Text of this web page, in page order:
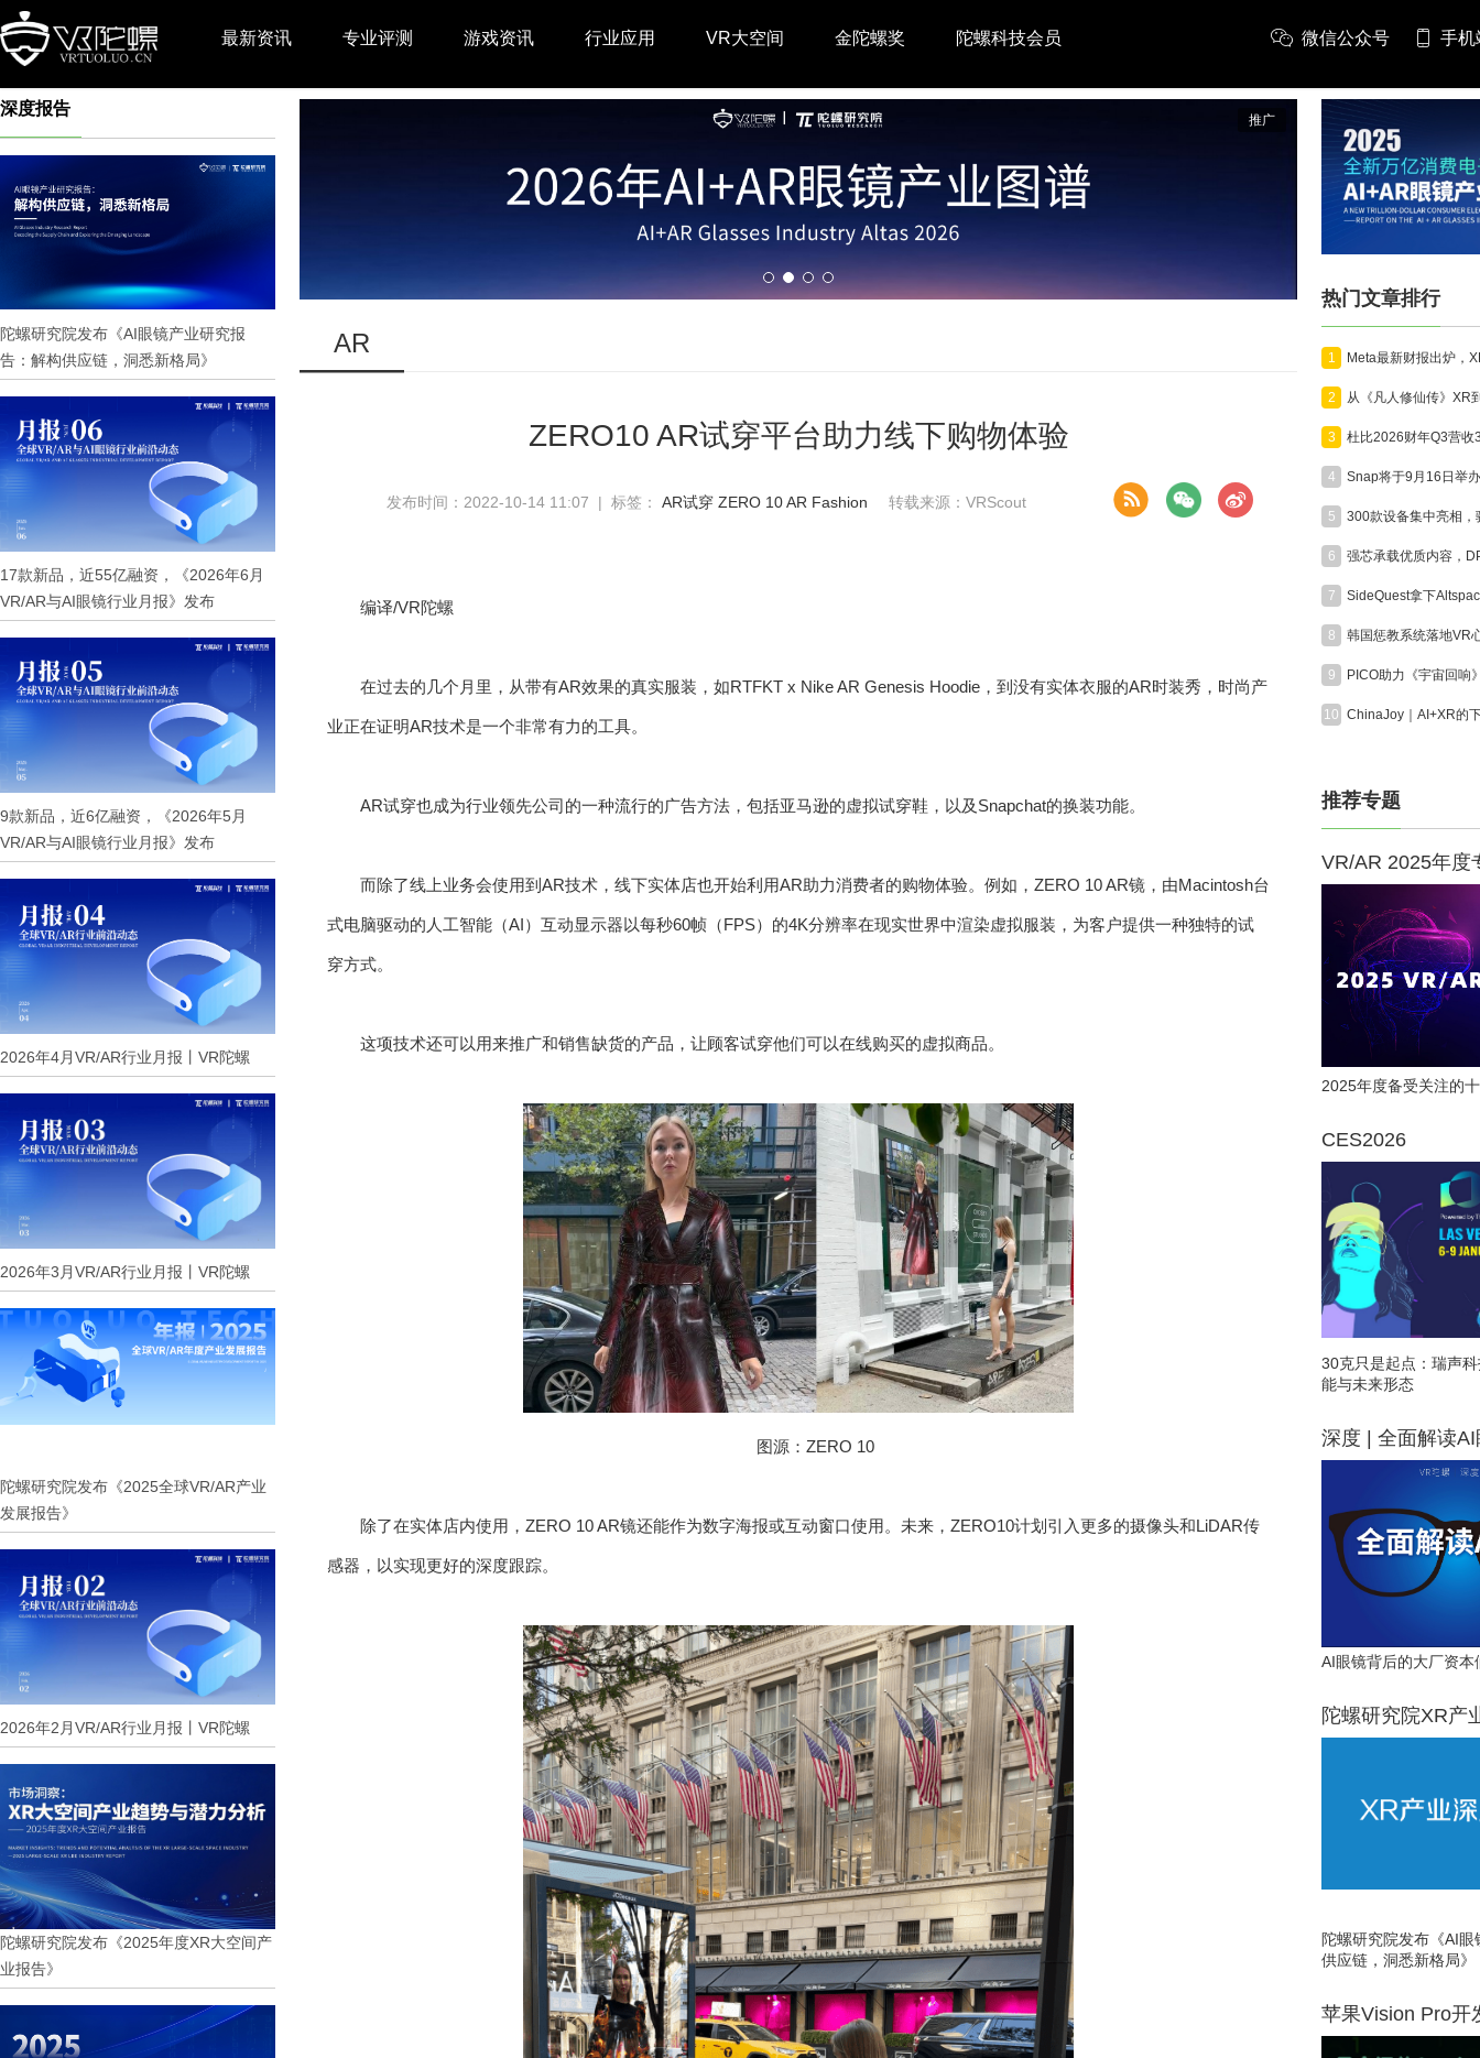
最新资讯 专业评测 游戏资讯 行业应用 VR大空间 金陀螺奖 陀螺科技会员 微信公众号 手机
深度报告
陀螺研究院发布《AI眼镜产业研究报
告：解构供应链，洞悉新格局》
17款新品，近55亿融资，《2026年6月
VR/AR与AI眼镜行业月报》发布
9款新品，近6亿融资，《2026年5月
VR/AR与AI眼镜行业月报》发布
2026年4月VR/AR行业月报丨VR陀螺
2026年3月VR/AR行业月报丨VR陀螺
陀螺研究院发布《2025全球VR/AR产业
发展报告》
2026年2月VR/AR行业月报丨VR陀螺
陀螺研究院发布《2025年度XR大空间产
业报告》
推广
AR
ZERO10 AR试穿平台助力线下购物体验
发布时间：2022-10-14 11:07 | 标签： AR试穿 ZERO 10AR Fashion 转载来源：VRScout
编译/VR陀螺
在过去的几个月里，从带有AR效果的真实服装，如RTFKT x Nike AR Genesis Hoodie，到没有实体衣服的AR时装秀，时尚产
业正在证明AR技术是一个非常有力的工具。
AR试穿也成为行业领先公司的一种流行的广告方法，包括亚马逊的虚拟试穿鞋，以及Snapchat的换装功能。
而除了线上业务会使用到AR技术，线下实体店也开始利用AR助力消费者的购物体验。例如，ZERO 10 AR镜，由Macintosh台
式电脑驱动的人工智能（AI）互动显示器以每秒60帧（FPS）的4K分辨率在现实世界中渲染虚拟服装，为客户提供一种独特的试
穿方式。
这项技术还可以用来推广和销售缺货的产品，让顾客试穿他们可以在线购买的虚拟商品。
图源：ZERO 10
除了在实体店内使用，ZERO 10 AR镜还能作为数字海报或互动窗口使用。未来，ZERO10计划引入更多的摄像头和LiDAR传
感器，以实现更好的深度跟踪。
热门文章排行
1
2
3
4
5
6
7
8
9
10
推荐专题
VR/AR 2025年度
2025年度备受关注的
CES2026
30克只是起点：瑞声
能与未来形态
深度 | 全面解读AI
AI眼镜背后的大厂资本
陀螺研究院XR产
陀螺研究院发布《AI
供应链，洞悉新格局》
苹果Vision Pro开